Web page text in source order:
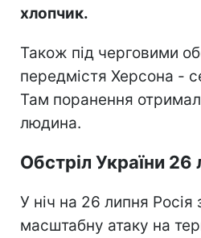
хлопчик.
Також під черговими
передмістя Херсона -
Там поранення
людина.
Обстріл України 26
У ніч на 26 липня Росія
масштабну атаку на